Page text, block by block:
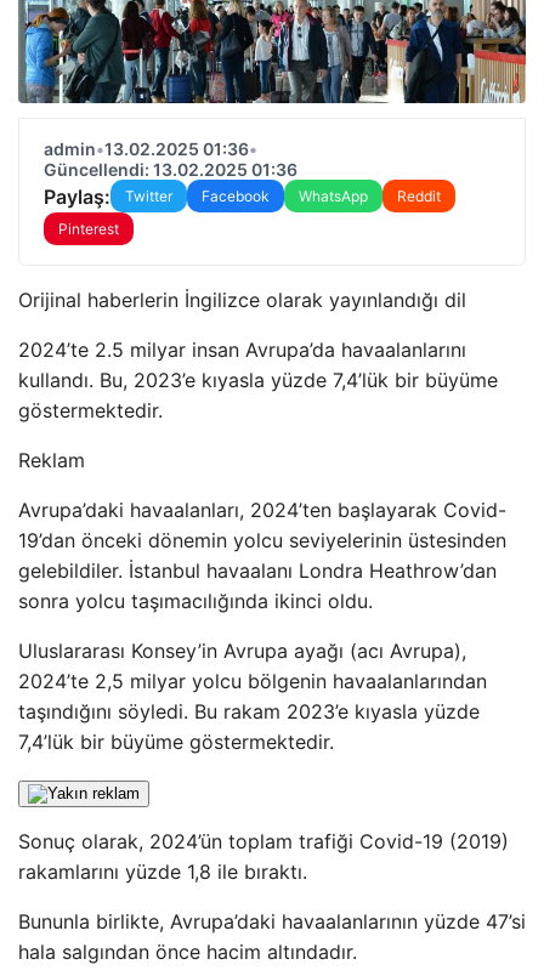
admin•13.02.2025 01:36•
Güncellendi: 13.02.2025 01:36
Paylaş: Twitter Facebook WhatsApp
Reddit
Pinterest
Orijinal haberlerin İngilizce olarak yayınlandığı dil
2024’te 2.5 milyar insan Avrupa’da havaalanlarını
kullandı. Bu, 2023’e kıyasla yüzde 7,4’lük bir büyüme
göstermektedir.
Reklam
Avrupa’daki havaalanları, 2024’ten başlayarak Covid-
19’dan önceki dönemin yolcu seviyelerinin üstesinden
gelebildiler. İstanbul havaalanı Londra Heathrow’dan
sonra yolcu taşımacılığında ikinci oldu.
Uluslararası Konsey’in Avrupa ayağı (acı Avrupa),
2024’te 2,5 milyar yolcu bölgenin havaalanlarından
taşındığını söyledi. Bu rakam 2023’e kıyasla yüzde
7,4’lük bir büyüme göstermektedir.
Sonuç olarak, 2024’ün toplam trafiği Covid-19 (2019)
rakamlarını yüzde 1,8 ile bıraktı.
Bununla birlikte, Avrupa’daki havaalanlarının yüzde 47’si
hala salgından önce hacim altındadır.